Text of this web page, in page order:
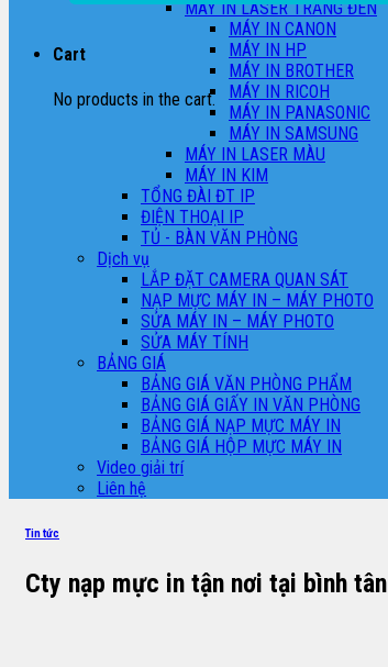
Cart
No products in the cart.
MÁY IN LASER TRẮNG ĐEN
MÁY IN CANON
MÁY IN HP
MÁY IN BROTHER
MÁY IN RICOH
MÁY IN PANASONIC
MÁY IN SAMSUNG
MÁY IN LASER MÀU
MÁY IN KIM
TỔNG ĐÀI ĐT IP
ĐIỆN THOẠI IP
TỦ - BÀN VĂN PHÒNG
Dịch vụ
LẮP ĐẶT CAMERA QUAN SÁT
NẠP MỰC MÁY IN – MÁY PHOTO
SỬA MÁY IN – MÁY PHOTO
SỬA MÁY TÍNH
BẢNG GIÁ
BẢNG GIÁ VĂN PHÒNG PHẨM
BẢNG GIÁ GIẤY IN VĂN PHÒNG
BẢNG GIÁ NẠP MỰC MÁY IN
BẢNG GIÁ HỘP MỰC MÁY IN
Video giải trí
Liên hệ
Tin tức
Cty nạp mực in tận nơi tại bình tân